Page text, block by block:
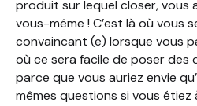
produit sur lequel closer, vous
vous-même ! C’est là où vous
convaincant (e) lorsque vous
où ce sera facile de poser des
parce que vous auriez envie
mêmes questions si vous